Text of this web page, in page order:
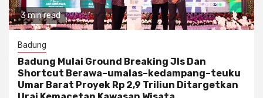
3 min read
Badung
Badung Mulai Ground Breaking Jls Dan
Shortcut Berawa–umalas–kedampang–teuku
Umar Barat Proyek Rp 2,9 Triliun Ditargetkan